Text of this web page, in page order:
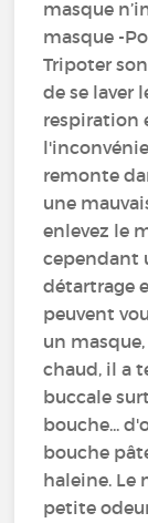
masque
masque -
Tripoter
de se laver
respiration
remonte
une
enlevez le
cependant
détartrage
peuvent
un
chaud, il a
buccale
bouche...
bouche
haleine. Le
petite